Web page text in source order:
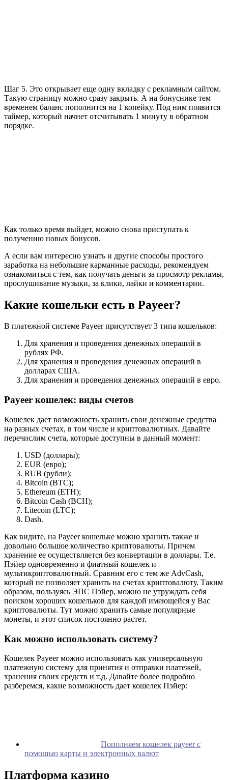
Шаг 5. Это открывает еще одну вкладку с рекламным сайтом.
Такую страницу можно сразу закрыть. А на бонуснике тем
временем баланс пополнится на 1 копейку. Под ним появится
таймер, который начнет отсчитывать 1 минуту в обратном
порядке.
Как только время выйдет, можно снова приступать к
получению новых бонусов.
А если вам интересно узнать и другие способы простого
заработка на небольшие карманные расходы, рекомендуем
ознакомиться с тем, как получать деньги за просмотр рекламы,
прослушивание музыки, за клики, лайки и комментарии.
Какие кошельки есть в Payeer?
В платежной системе Payeer присутствует 3 типа кошельков:
Для хранения и проведения денежных операций в
рублях РФ.
Для хранения и проведения денежных операций в
долларах США.
Для хранения и проведения денежных операций в евро.
Payeer кошелек: виды счетов
Кошелек дает возможность хранить свои денежные средства
на разных счетах, в том числе и криптовалютных. Давайте
перечислим счета, которые доступны в данный момент:
USD (доллары);
EUR (евро);
RUB (рубли);
Bitcoin (BTC);
Ethereum (ETH);
Bitcoin Cash (BCH);
Litecoin (LTC);
Dash.
Как видите, на Payeer кошельке можно хранить также и
довольно большое количество криптовалюты. Причем
хранение ее осуществляется без конвертации в доллары. Т.е.
Пэйер одновременно и фиатный кошелек и
мультикриптовалютный. Сравним его с тем же AdvCash,
который не позволяет хранить на счетах криптовалюту. Таким
образом, пользуясь ЭПС Пэйер, можно не утруждать себя
поиском хороших кошельков для каждой имеющейся у Вас
криптовалюты. Тут можно хранить самые популярные
монеты, и этот список постоянно растет.
Как можно использовать систему?
Кошелек Payeer можно использовать как универсальную
платежную систему для принятия и отправки платежей,
хранения своих средств и т.д. Давайте более подробно
разберемся, какие возможность дает кошелек Пэйер:
Пополняем кошелек payeer с
помощью карты и электронных валют
Платформа казино